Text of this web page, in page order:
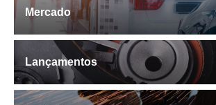
Mercado
Lançamentos